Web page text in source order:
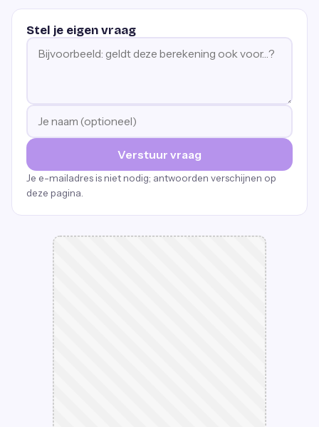
Stel je eigen vraag
Verstuur vraag
Je e-mailadres is niet nodig; antwoorden verschijnen op
deze pagina.